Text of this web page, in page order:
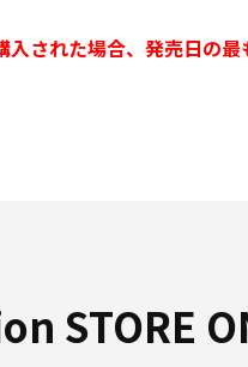
された場合、発売日の最
STORE